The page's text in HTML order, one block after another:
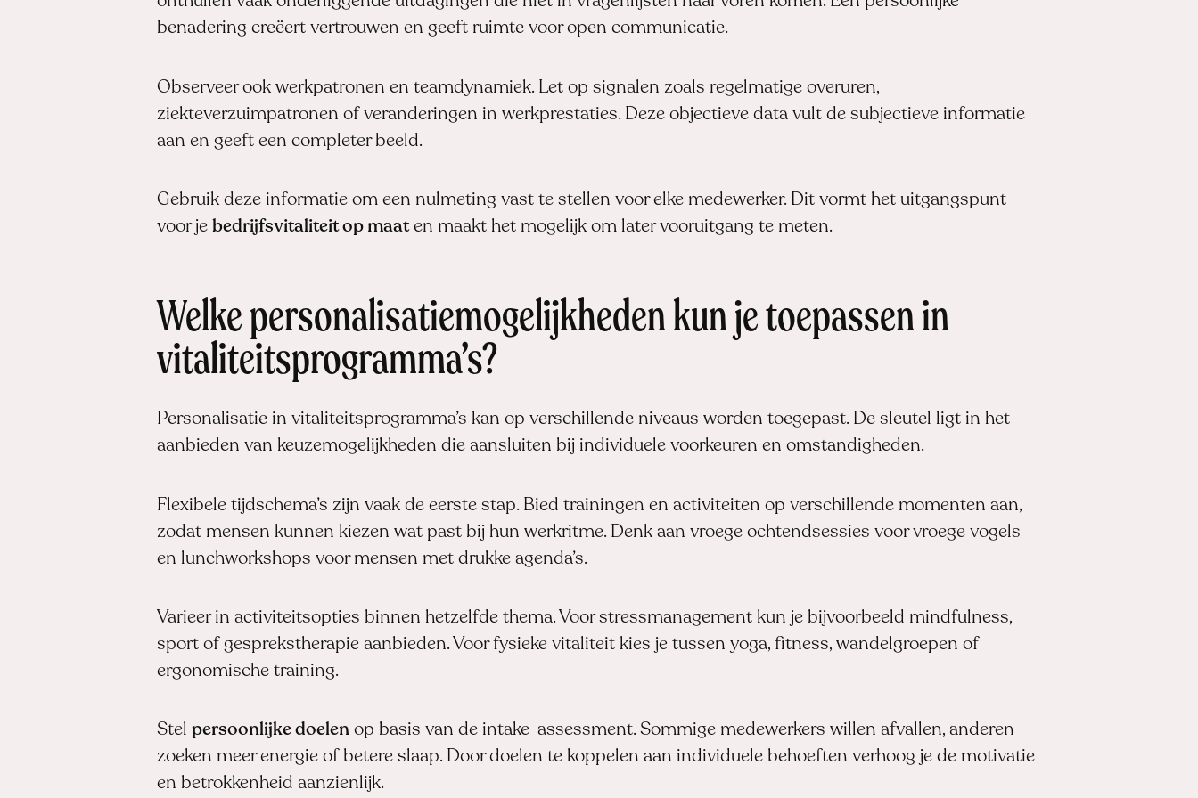
benadering creëert vertrouwen en geeft ruimte voor open communicatie.
Observeer ook werkpatronen en teamdynamiek. Let op signalen zoals regelmatige overuren,
ziekteverzuimpatronen of veranderingen in werkprestaties. Deze objectieve data vult de subjectieve informatie
aan en geeft een completer beeld.
Gebruik deze informatie om een nulmeting vast te stellen voor elke medewerker. Dit vormt het uitgangspunt
voor je bedrijfsvitaliteit op maaten maakt het mogelijk om later vooruitgang te meten.
Welke personalisatiemogelijkheden kun je toepassen in
vitaliteitsprogramma’s?
Personalisatie in vitaliteitsprogramma’s kan op verschillende niveaus worden toegepast. De sleutel ligt in het
aanbieden van keuzemogelijkheden die aansluiten bij individuele voorkeuren en omstandigheden.
Flexibele tijdschema’s zijn vaak de eerste stap. Bied trainingen en activiteiten op verschillende momenten aan,
zodat mensen kunnen kiezen wat past bij hun werkritme. Denk aan vroege ochtendsessies voor vroege vogels
en lunchworkshops voor mensen met drukke agenda’s.
Varieer in activiteitsopties binnen hetzelfde thema. Voor stressmanagement kun je bijvoorbeeld mindfulness,
sport of gesprekstherapie aanbieden. Voor fysieke vitaliteit kies je tussen yoga, fitness, wandelgroepen of
ergonomische training.
Stel persoonlijke doelen op basis van de intake-assessment. Sommige medewerkers willen afvallen, anderen
zoeken meer energie of betere slaap. Door doelen te koppelen aan individuele behoeften verhoog je de motivatie
en betrokkenheid aanzienlijk.